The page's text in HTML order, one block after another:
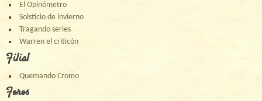
El Opinómetro
Solsticio de invierno
Tragando series
Warren el criticón
Filial
Quemando Cromo
Foros